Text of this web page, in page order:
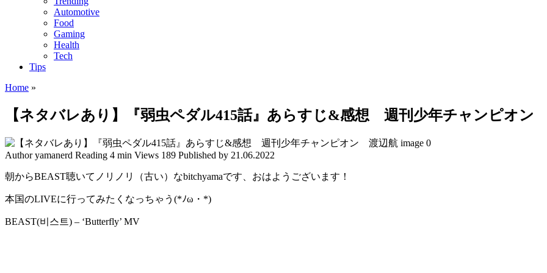
Automotive
Food
Gaming
Health
Tech
Tips
Home »
【ネタバレあり】『弱虫ペダル415話』あらすじ&感想 週刊少年チャンピオン
Author yamanerd Reading 4 min Views 189 Published by 21.06.2022
朝からBEAST聴いてノリノリ（古い）なbitchyamaです、おはようございます！
本国のLIVEに行ってみたくなっちゃう(*ﾉω・*)
BEAST(비스트) – ‘Butterfly’ MV